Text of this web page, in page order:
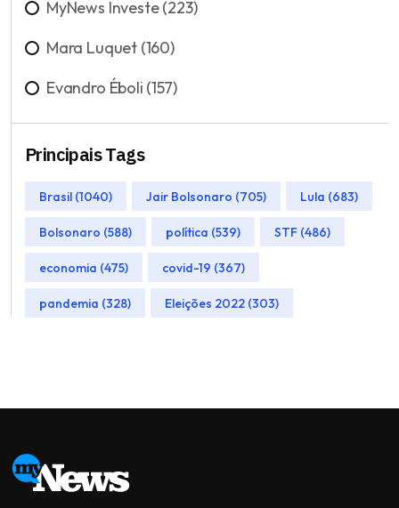
MyNews Investe (223)
Mara Luquet (160)
Evandro Éboli (157)
Principais Tags
Brasil (1040) Jair Bolsonaro (705) Lula (683)
Bolsonaro (588) política (539) STF (486)
economia (475) covid-19 (367)
pandemia (328) Eleições 2022 (303)